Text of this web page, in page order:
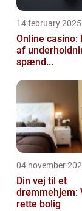
14 february 2025
Online casino:
af
spænd...
04 november
Din vej til et
drømmehjem:
rette bolig